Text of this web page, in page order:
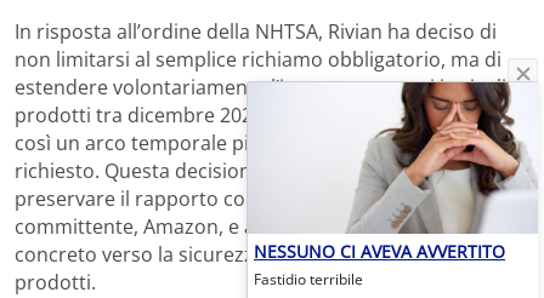
In risposta all’ordine della NHTSA, Rivian ha deciso di
non limitarsi al semplice richiamo obbligatorio, ma di
estendere volontariamente l’intervento a tutti i veicoli
prodotti tra dicembre 2021 e novembre 2025, coprendo
così un arco temporale più ampio rispetto a quanto
richiesto. Questa decisione riflette una strategia volta a
preservare il rapporto con il suo principale
committente, Amazon, e a dimostrare un impegno
concreto verso la sicurezza e la qualità dei propri
prodotti.
NESSUNO CI AVEVA AVVERTITO
Fastidio terribile